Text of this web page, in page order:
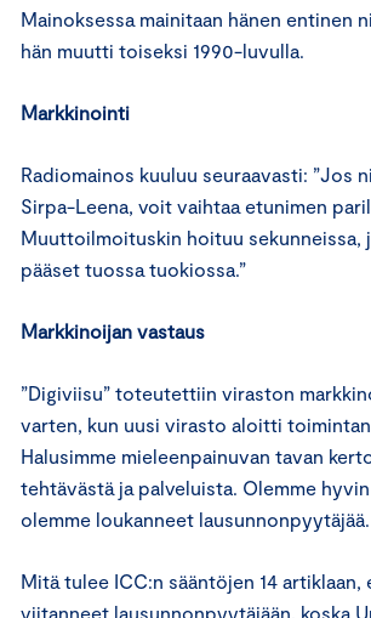
Mainoksessa mainitaan hänen entinen
hän muutti toiseksi 1990-luvulla.
Markkinointi
Radiomainos kuuluu seuraavasti: ”Jos
Sirpa-Leena, voit vaihtaa etunimen
Muuttoilmoituskin hoituu sekunneissa,
pääset tuossa tuokiossa.”
Markkinoijan vastaus
”Digiviisu” toteutettiin viraston
varten, kun uusi virasto aloitti
Halusimme mieleenpainuvan tavan
tehtävästä ja palveluista. Olemme
olemme loukanneet lausunnonpyytäjää.
Mitä tulee ICC:n sääntöjen 14 artiklaan,
viitanneet lausunnonpyytäjään, koska